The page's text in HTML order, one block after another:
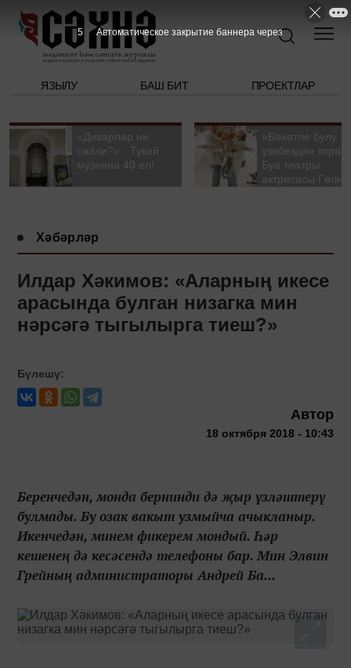
ЯЗЫЛУ БАШ БИТ ПРОЕКТЛАР
«Диварлар ни
сөйли?» - Тукай
музеена 40 ел!
«Бәхетле булу
үзебездән тора».
Буа театры
актрисасы
Хәбәрләр
Илдар Хәкимов: «Аларның икесе
арасында булган низагка мин
нәрсәгә тыгылырга тиеш?»
Бүлешү:
Автор
18 октября 2018 - 10:43
Беренчедән, монда бернинди дә җыр үзләштерү
булмады. Бу озак вакыт узмыйча ачыкланыр.
Икенчедән, минем фикерем мондый. Һәр
кешенең дә кесәсендә телефоны бар. Мин Элвин
Грейның администраторы Андрей Ба...
4 Автоматическое закрытие баннера через